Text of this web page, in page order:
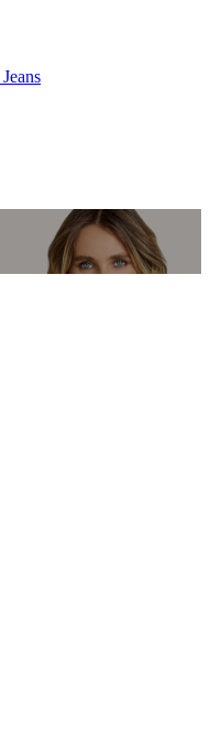
Jeans